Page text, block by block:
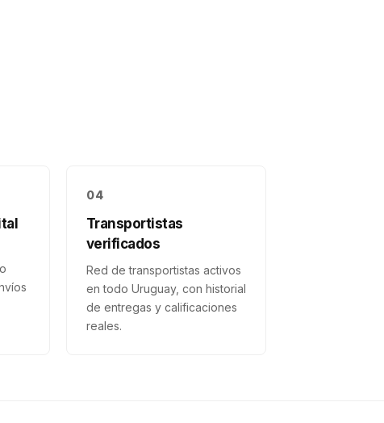
04
Transportistas
verificados
Red de transportistas activos
en todo Uruguay, con historial
de entregas y calificaciones
reales.